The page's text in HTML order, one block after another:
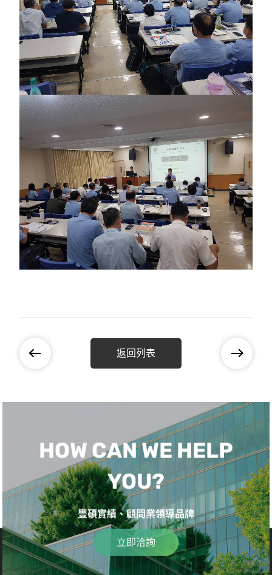
返回列表
HOW CAN WE HELP
YOU?
豐碩實績、顧問業領導品牌
立即洽詢